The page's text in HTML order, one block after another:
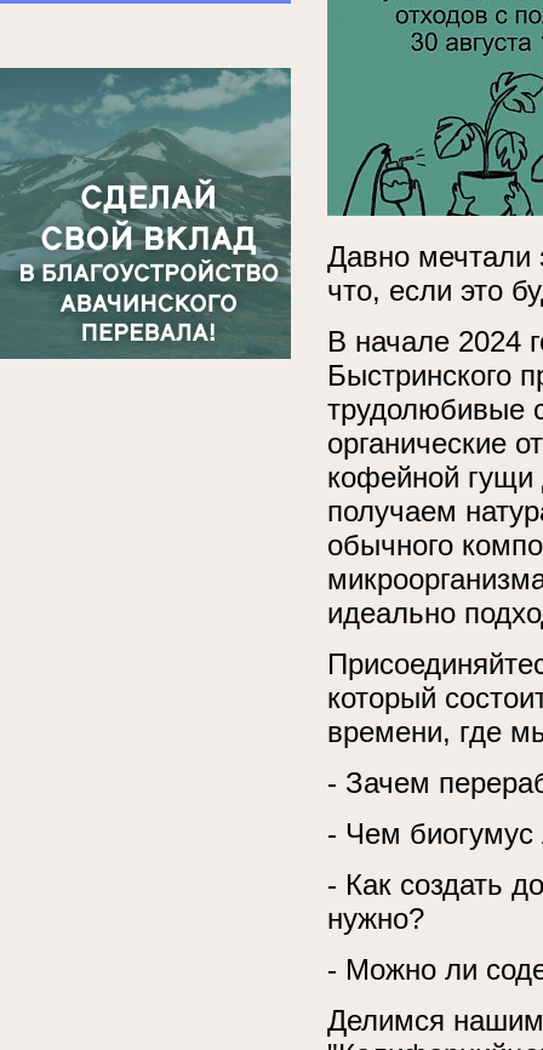
Давно мечтали
что, если это
В начале 2024
Быстринского
трудолюбивые
органические
кофейной гущи
получаем
обычного
идеально
который
времени, где
- Зачем
- Чем биогумус
- Как создать
нужно?
- Можно ли
Делимся нашим